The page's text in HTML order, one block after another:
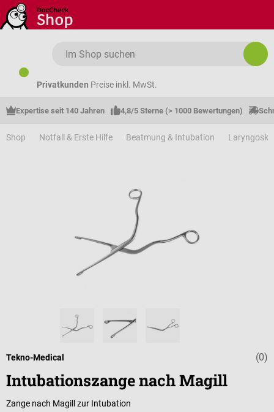
Zum Hauptinhalt springen
Privatkunden Preise inkl. MwSt.
Expertise seit 140 Jahren 4,8/5 Sterne (> 1000 Bewertungen)
Shop Notfall & Erste Hilfe Beatmung & Intubation
(0)
Tekno-Medical
Intubationszange nach Magill
Zange nach Magill zur Intubation